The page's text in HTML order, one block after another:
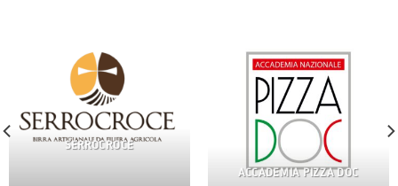
SERROCROCE
ACCADEMIA PIZZA DOC